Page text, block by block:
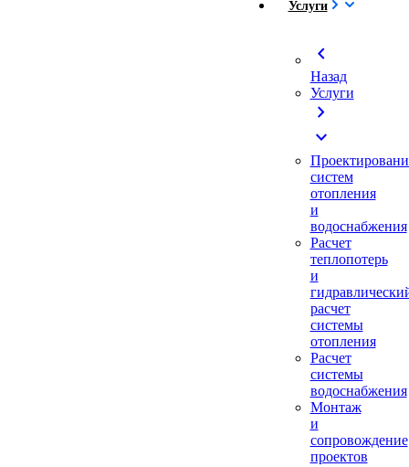
Услуги
chevron_left
Назад
Услуги
chevron_right
expand_more
систем
отопления
и
водоснабжения
Расчет
теплопотерь
и
расчет
системы
отопления
Расчет
системы
водоснабжения
Монтаж
и
сопровождение
проектов